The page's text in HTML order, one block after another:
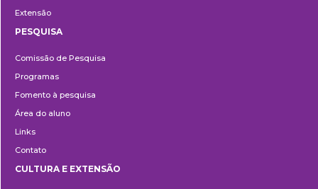
Extensão
PESQUISA
Comissão de Pesquisa
Programas
Fomento à pesquisa
Área do aluno
Links
Contato
CULTURA E EXTENSÃO